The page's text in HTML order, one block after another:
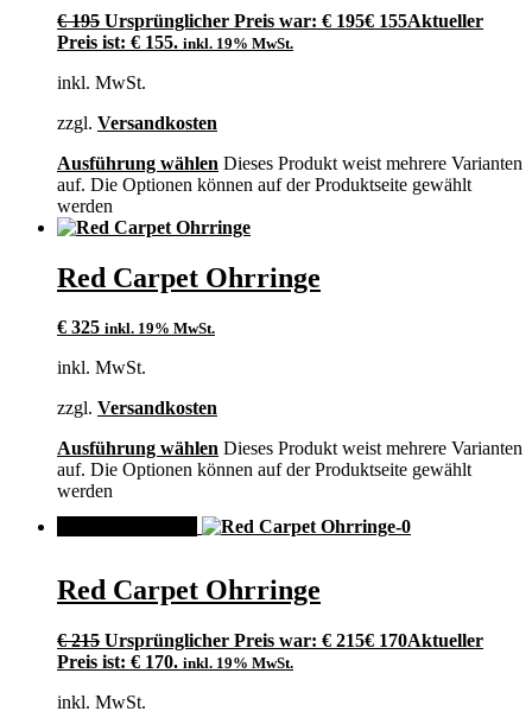
€195 Ursprünglicher Preis war: € 195€ 155Aktueller
Preis ist: € 155. inkl. 19% MwSt.
inkl. MwSt.
zzgl. Versandkosten
Ausführung wählen Dieses Produkt weist mehrere Varianten
auf. Die Optionen können auf der Produktseite gewählt
werden
Red Carpet Ohrringe
€ 325 inkl. 19% MwSt.
inkl. MwSt.
zzgl. Versandkosten
Ausführung wählen Dieses Produkt weist mehrere Varianten
auf. Die Optionen können auf der Produktseite gewählt
werden
Red Carpet Ohrringe
€215 Ursprünglicher Preis war: € 215€ 170Aktueller
Preis ist: € 170. inkl. 19% MwSt.
inkl. MwSt.